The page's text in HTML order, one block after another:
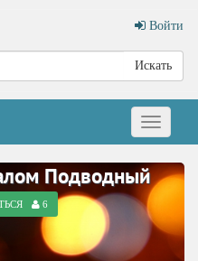
Войти
Искать
Меню
Подводный
6